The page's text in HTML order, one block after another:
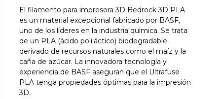
El filamento para impresora 3D Bedrock 3D PLA
es un material excepcional fabricado por BASF,
uno de los líderes en la industria química. Se trata
de un PLA (ácido poliláctico) biodegradable
derivado de recursos naturales como el maíz y la
caña de azúcar. La innovadora tecnología y
experiencia de BASF aseguran que el Ultrafuse
PLA tenga propiedades óptimas para la impresión
3D.